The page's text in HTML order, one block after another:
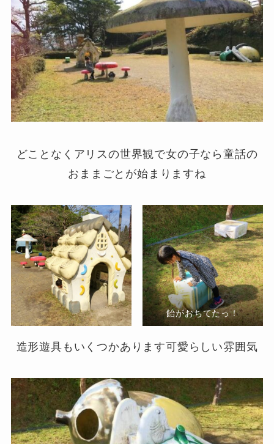
どことなくアリスの世界観で女の子なら童話の
おままごとが始まりますね
飴がおちてたっ！
造形遊具もいくつかあります可愛らしい雰囲気